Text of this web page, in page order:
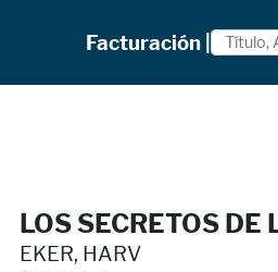
Facturación |
LOS SECRETOS
EKER, HARV